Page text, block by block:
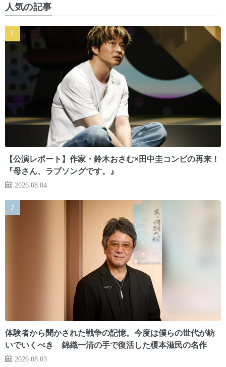
人気の記事
【公演レポート】作家・鈴木おさむ×田中圭コンビの再来！
『母さん、ラブソングです。』
2026.08.04
体験者から聞かされた戦争の記憶。今度は僕らの世代が紡
いでいくべき 錦織一清の手で復活した榎本滋民の名作
2026.08.03